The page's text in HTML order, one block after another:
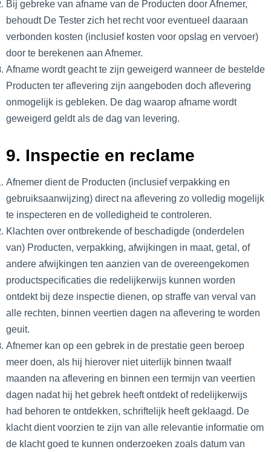
Bij gebreke van afname van de Producten door Afnemer,
behoudt De Tester zich het recht voor eventueel daaraan
verbonden kosten (inclusief kosten voor opslag en vervoer)
door te berekenen aan Afnemer.
Afname wordt geacht te zijn geweigerd wanneer de bestelde
Producten ter aflevering zijn aangeboden doch aflevering
onmogelijk is gebleken. De dag waarop afname wordt
geweigerd geldt als de dag van levering.
9. Inspectie en reclame
Afnemer dient de Producten (inclusief verpakking en
gebruiksaanwijzing) direct na aflevering zo volledig mogelijk
te inspecteren en de volledigheid te controleren.
Klachten over ontbrekende of beschadigde (onderdelen
van) Producten, verpakking, afwijkingen in maat, getal, of
andere afwijkingen ten aanzien van de overeengekomen
productspecificaties die redelijkerwijs kunnen worden
ontdekt bij deze inspectie dienen, op straffe van verval van
alle rechten, binnen veertien dagen na aflevering te worden
geuit.
Afnemer kan op een gebrek in de prestatie geen beroep
meer doen, als hij hierover niet uiterlijk binnen twaalf
maanden na aflevering en binnen een termijn van veertien
dagen nadat hij het gebrek heeft ontdekt of redelijkerwijs
had behoren te ontdekken, schriftelijk heeft geklaagd. De
klacht dient voorzien te zijn van alle relevantie informatie om
de klacht goed te kunnen onderzoeken zoals datum van